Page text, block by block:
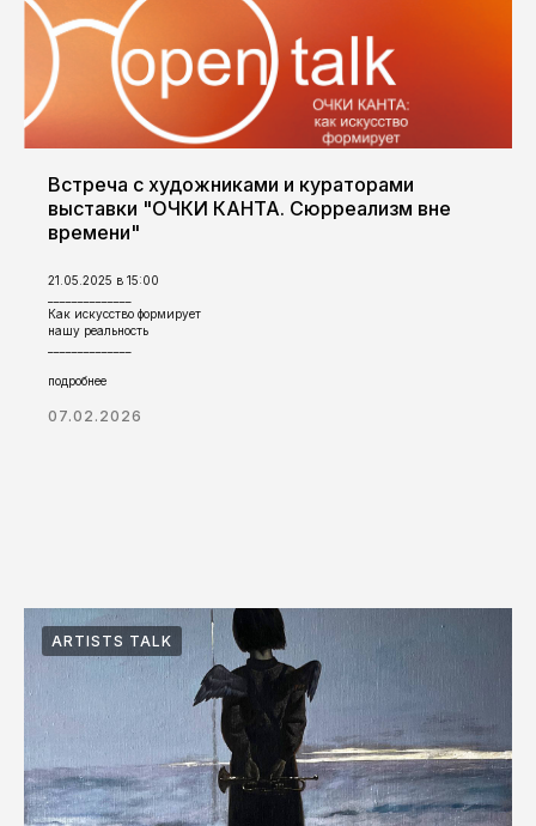
Встреча с художниками и кураторами
выставки "ОЧКИ КАНТА. Сюрреализм вне
времени"
21.05.2025 в 15:00
Как искусство формирует
нашу реальность
подробнее
07.02.2026
ARTISTS TALK